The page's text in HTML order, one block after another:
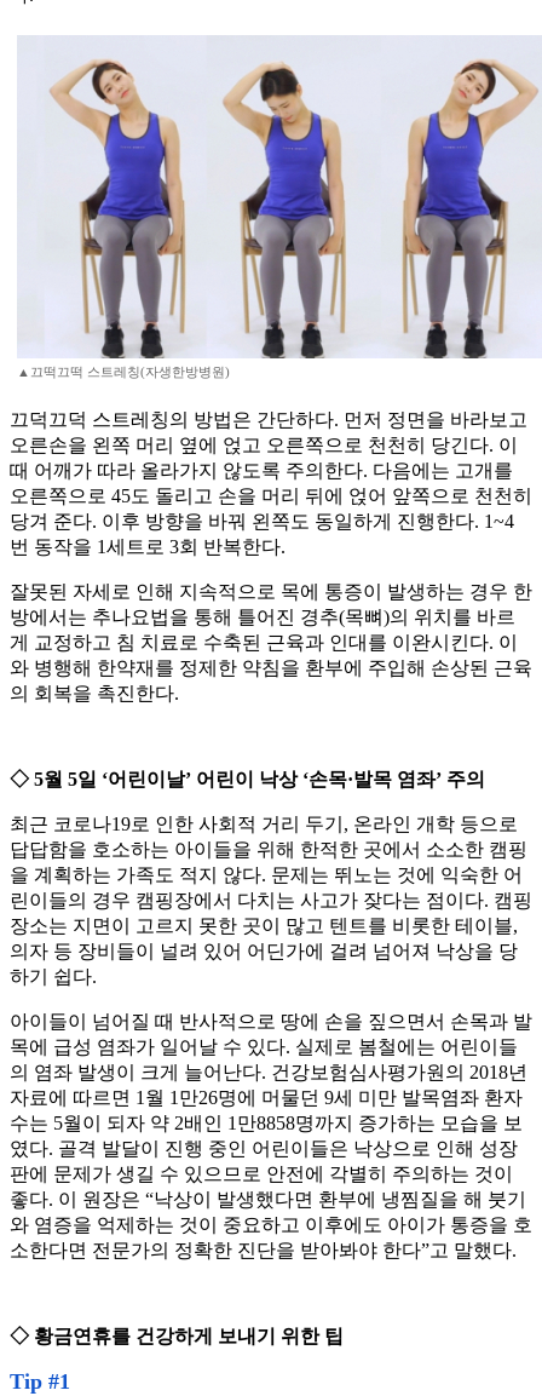
▲끄떡끄떡 스트레칭(자생한방병원)
끄덕끄덕 스트레칭의 방법은 간단하다. 먼저 정면을 바라보고
오른손을 왼쪽 머리 옆에 얹고 오른쪽으로 천천히 당긴다. 이
때 어깨가 따라 올라가지 않도록 주의한다. 다음에는 고개를
오른쪽으로 45도 돌리고 손을 머리 뒤에 얹어 앞쪽으로 천천히
당겨 준다. 이후 방향을 바꿔 왼쪽도 동일하게 진행한다. 1~4
번 동작을 1세트로 3회 반복한다.
잘못된 자세로 인해 지속적으로 목에 통증이 발생하는 경우 한
방에서는 추나요법을 통해 틀어진 경추(목뼈)의 위치를 바르
게 교정하고 침 치료로 수축된 근육과 인대를 이완시킨다. 이
와 병행해 한약재를 정제한 약침을 환부에 주입해 손상된 근육
의 회복을 촉진한다.
◇ 5월 5일 ‘어린이날’ 어린이 낙상 ‘손목·발목 염좌’ 주의
최근 코로나19로 인한 사회적 거리 두기, 온라인 개학 등으로
답답함을 호소하는 아이들을 위해 한적한 곳에서 소소한 캠핑
을 계획하는 가족도 적지 않다. 문제는 뛰노는 것에 익숙한 어
린이들의 경우 캠핑장에서 다치는 사고가 잦다는 점이다. 캠핑
장소는 지면이 고르지 못한 곳이 많고 텐트를 비롯한 테이블,
의자 등 장비들이 널려 있어 어딘가에 걸려 넘어져 낙상을 당
하기 쉽다.
아이들이 넘어질 때 반사적으로 땅에 손을 짚으면서 손목과 발
목에 급성 염좌가 일어날 수 있다. 실제로 봄철에는 어린이들
의 염좌 발생이 크게 늘어난다. 건강보험심사평가원의 2018년
자료에 따르면 1월 1만26명에 머물던 9세 미만 발목염좌 환자
수는 5월이 되자 약 2배인 1만8858명까지 증가하는 모습을 보
였다. 골격 발달이 진행 중인 어린이들은 낙상으로 인해 성장
판에 문제가 생길 수 있으므로 안전에 각별히 주의하는 것이
좋다. 이 원장은 “낙상이 발생했다면 환부에 냉찜질을 해 붓기
와 염증을 억제하는 것이 중요하고 이후에도 아이가 통증을 호
소한다면 전문가의 정확한 진단을 받아봐야 한다”고 말했다.
◇ 황금연휴를 건강하게 보내기 위한 팁
Tip #1